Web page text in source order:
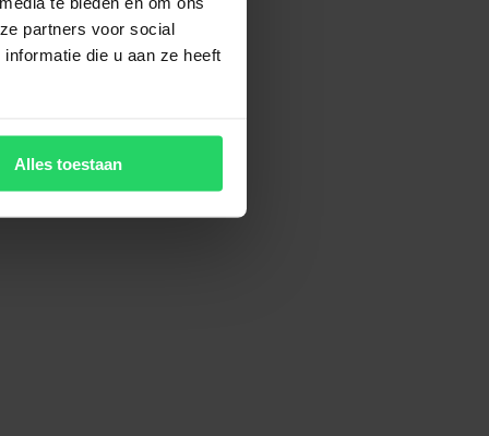
partners voor social
die u aan ze heeft
Alles toestaan